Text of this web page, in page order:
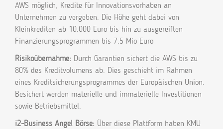
AWS möglich, Kredite für Innovationsvorhaben an
Unternehmen zu vergeben. Die Höhe geht dabei von
Kleinkrediten ab 10.000 Euro bis hin zu ausgereiften
Finanzierungsprogrammen bis 7.5 Mio Euro
Risikoübernahme: Durch Garantien sichert die AWS bis zu
80% des Kreditvolumens ab. Dies geschieht im Rahmen
eines Kreditsicherungsprogrammes der Europäischen Union.
Besichert werden materielle und immaterielle Investitionen
sowie Betriebsmittel.
i2-Business Angel Börse: Über diese Plattform haben KMU